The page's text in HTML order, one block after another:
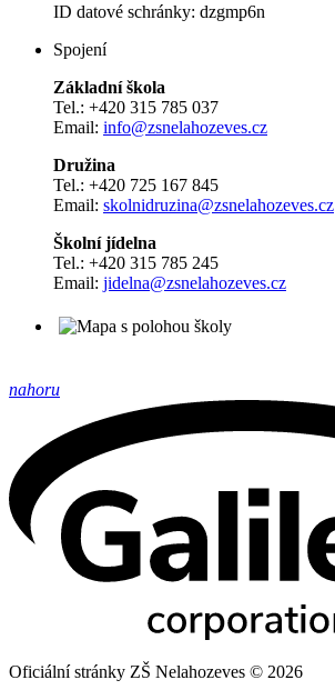
ID datové schránky: dzgmp6n
Spojení
Základní škola
Tel.: +420 315 785 037
Email: info@zsnelahozeves.cz
Družina
Tel.: +420 725 167 845
Email: skolnidruzina@zsnelahozeves.cz
Školní jídelna
Tel.: +420 315 785 245
Email: jidelna@zsnelahozeves.cz
nahoru
Oficiální stránky ZŠ Nelahozeves © 2026